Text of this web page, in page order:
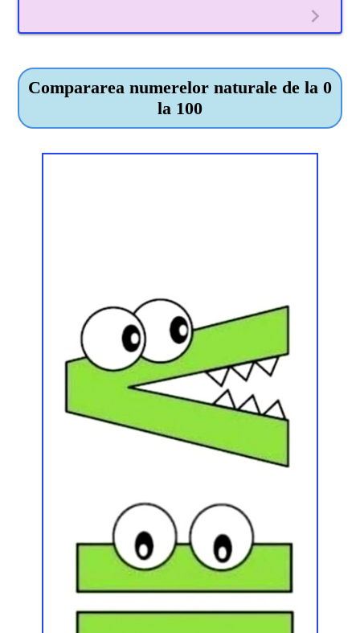
Compararea numerelor naturale de la 0
la 100